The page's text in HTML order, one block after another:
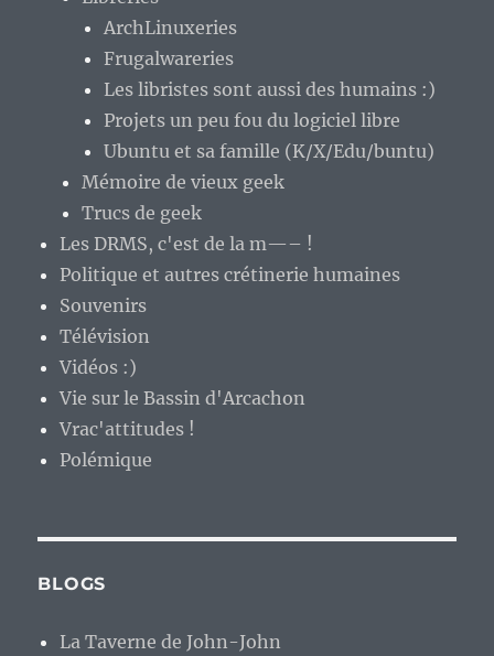
ArchLinuxeries
Frugalwareries
Les libristes sont aussi des humains :)
Projets un peu fou du logiciel libre
Ubuntu et sa famille (K/X/Edu/buntu)
Mémoire de vieux geek
Trucs de geek
Les DRMS, c'est de la m—– !
Politique et autres crétinerie humaines
Souvenirs
Télévision
Vidéos :)
Vie sur le Bassin d'Arcachon
Vrac'attitudes !
Polémique
BLOGS
La Taverne de John-John